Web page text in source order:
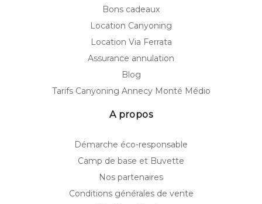
Bons cadeaux
Location Canyoning
Location Via Ferrata
Assurance annulation
Blog
Tarifs Canyoning Annecy Monté Médio
A propos
Démarche éco-responsable
Camp de base et Buvette
Nos partenaires
Conditions générales de vente